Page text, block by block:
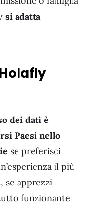
si adatta
dei dati è
Paesi nello
se preferisci
il più
, se apprezzi
funzionante